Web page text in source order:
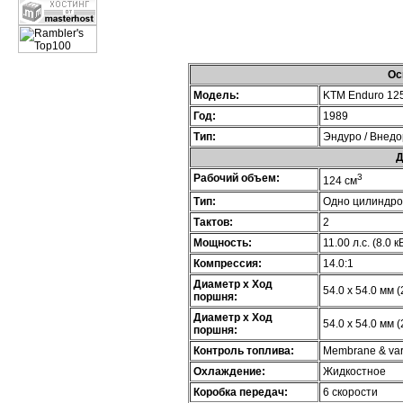
Модель:
KTM Enduro
Год:
1989
Тип:
Эндуро /
Рабочий объем:
124 см3
Тип:
Одно
Тактов:
2
Мощность:
11.00 л.с. (8.0
Компрессия:
14.0:1
Диаметр х Ход
поршня:
54.0 x 54.0 мм
Диаметр х Ход
поршня:
54.0 x 54.0 мм
Контроль топлива:
Membrane &
Охлаждение:
Жидкостное
Коробка передач:
6 скорости